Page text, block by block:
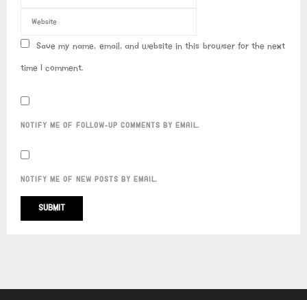
Save my name, email, and website in this browser for the next
time I comment.
NOTIFY ME OF FOLLOW-UP COMMENTS BY EMAIL.
NOTIFY ME OF NEW POSTS BY EMAIL.